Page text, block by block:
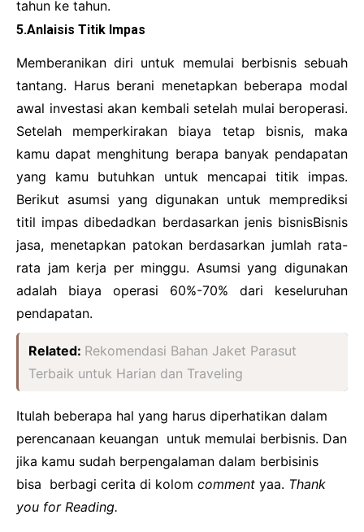
tahun ke tahun.
5.Anlaisis Titik Impas
Memberanikan diri untuk memulai berbisnis sebuah
tantang. Harus berani menetapkan beberapa modal
awal investasi akan kembali setelah mulai beroperasi.
Setelah memperkirakan biaya tetap bisnis, maka
kamu dapat menghitung berapa banyak pendapatan
yang kamu butuhkan untuk mencapai titik impas.
Berikut asumsi yang digunakan untuk memprediksi
titil impas dibedadkan berdasarkan jenis bisnisBisnis
jasa, menetapkan patokan berdasarkan jumlah rata-
rata jam kerja per minggu. Asumsi yang digunakan
adalah biaya operasi 60%-70% dari keseluruhan
pendapatan.
Related: Rekomendasi Bahan Jaket Parasut
Terbaik untuk Harian dan Traveling
Itulah beberapa hal yang harus diperhatikan dalam
perencanaan keuangan untuk memulai berbisnis. Dan
jika kamu sudah berpengalaman dalam berbisinis
bisa berbagi cerita di kolom comment yaa. Thank
you for Reading.